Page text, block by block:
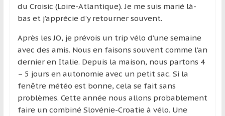
du Croisic (Loire-Atlantique). Je me suis marié là-
bas et j’apprécie d’y retourner souvent.
Après les JO, je prévois un trip vélo d’une semaine
avec des amis. Nous en faisons souvent comme l’an
dernier en Italie. Depuis la maison, nous partons 4
– 5 jours en autonomie avec un petit sac. Si la
fenêtre météo est bonne, cela se fait sans
problèmes. Cette année nous allons probablement
faire un combiné Slovénie-Croatie à vélo. Une